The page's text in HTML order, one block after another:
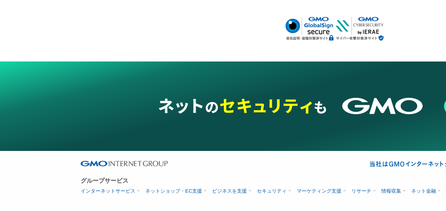
グループサービス
インターネットサービス ネットショップ・EC支援 ビジネスを支援 セキュリティ マーケティング支援 リサーチ 情報収集 ネット金融